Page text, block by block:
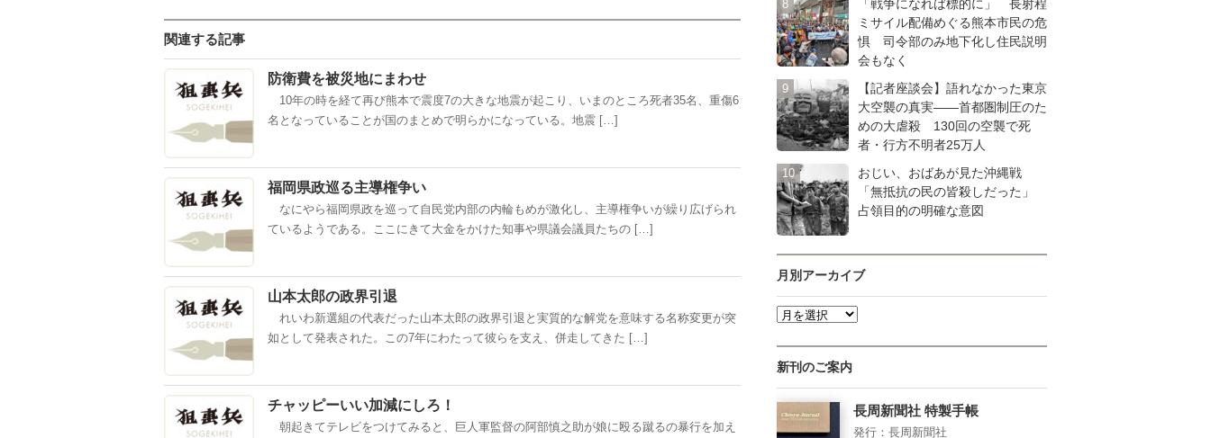
関連する記事
防衛費を被災地にまわせ
10年の時を経て再び熊本で震度7の大きな地震が起こり、いまのところ死者35名、重傷6
名となっていることが国のまとめで明らかになっている。地震 […]
福岡県政巡る主導権争い
なにやら福岡県政を巡って自民党内部の内輪もめが激化し、主導権争いが繰り広げられ
ているようである。ここにきて大金をかけた知事や県議会議員たちの […]
山本太郎の政界引退
れいわ新選組の代表だった山本太郎の政界引退と実質的な解党を意味する名称変更が突
如として発表された。この7年にわたって彼らを支え、併走してきた […]
チャッピーいい加減にしろ！
朝起きてテレビをつけてみると、巨人軍監督の阿部慎之助が娘に殴る蹴るの暴行を加え
「戦争になれば標的に」 長射程
ミサイル配備めぐる熊本市民の危
惧 司令部のみ地下化し住民説明
会もなく
【記者座談会】語れなかった東京
大空襲の真実――首都圏制圧のた
めの大虐殺 130回の空襲で死
者・行方不明者25万人
おじい、おばあが見た沖縄戦
「無抵抗の民の皆殺しだった」
占領目的の明確な意図
月別アーカイブ
新刊のご案内
長周新聞社 特製手帳
発行：長周新聞社